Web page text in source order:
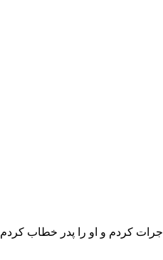
جرات کردم و او را پدر خطاب کردم